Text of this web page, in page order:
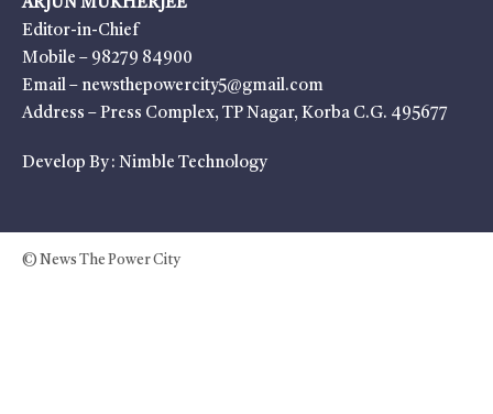
ARJUN MUKHERJEE
Editor-in-Chief
Mobile – 98279 84900
Email – newsthepowercity5@gmail.com
Address – Press Complex, TP Nagar, Korba C.G. 495677
Develop By : Nimble Technology
© News The Power City